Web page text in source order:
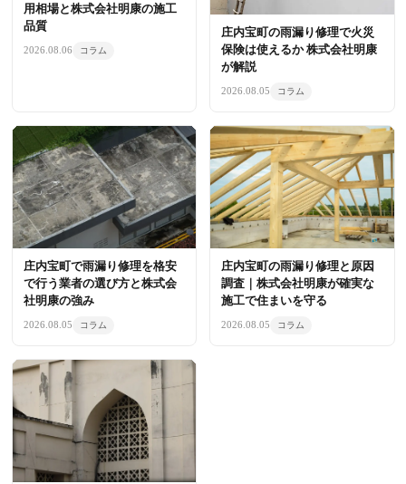
用相場と株式会社明康の施工
品質
2026.08.06 コラム
庄内宝町の雨漏り修理で火災
保険は使えるか 株式会社明康
が解説
2026.08.05 コラム
庄内宝町で雨漏り修理を格安
で行う業者の選び方と株式会
社明康の強み
2026.08.05 コラム
庄内宝町の雨漏り修理と原因
調査｜株式会社明康が確実な
施工で住まいを守る
2026.08.05 コラム